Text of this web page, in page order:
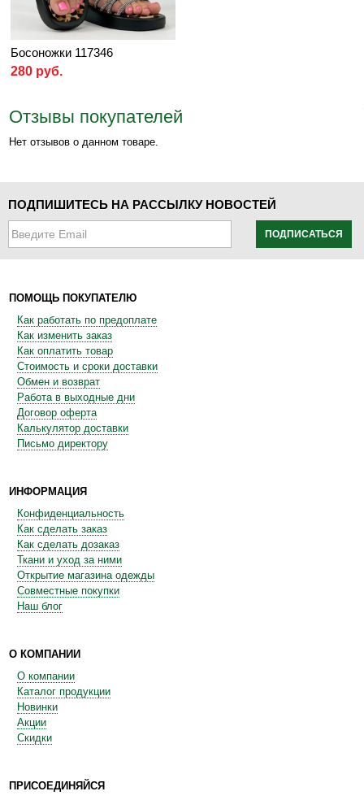
Босоножки 117346
280 руб.
Отзывы покупателей
Нет отзывов о данном товаре.
ПОДПИШИТЕСЬ НА РАССЫЛКУ НОВОСТЕЙ
ПОДПИСАТЬСЯ
ПОМОЩЬ ПОКУПАТЕЛЮ
Как работать по предоплате
Как изменить заказ
Как оплатить товар
Стоимость и сроки доставки
Обмен и возврат
Работа в выходные дни
Договор оферта
Калькулятор доставки
Письмо директору
ИНФОРМАЦИЯ
Конфиденциальность
Как сделать заказ
Как сделать дозаказ
Ткани и уход за ними
Открытие магазина одежды
Совместные покупки
Наш блог
О КОМПАНИИ
О компании
Каталог продукции
Новинки
Акции
Скидки
ПРИСОЕДИНЯЙСЯ